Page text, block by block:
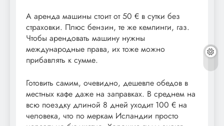
А аренда машины стоит от 50 € в сутки без
страховки. Плюс бензин, те же кемпинги, газ.
Чтобы арендовать машину нужны
международные права, их тоже можно
прибавлять к сумме.
Готовить самим, очевидно, дешевле обедов в
местных кафе даже на заправках. В среднем на
всю поездку длиной 8 дней уходит 100 € на
человека, что по меркам Исландии просто